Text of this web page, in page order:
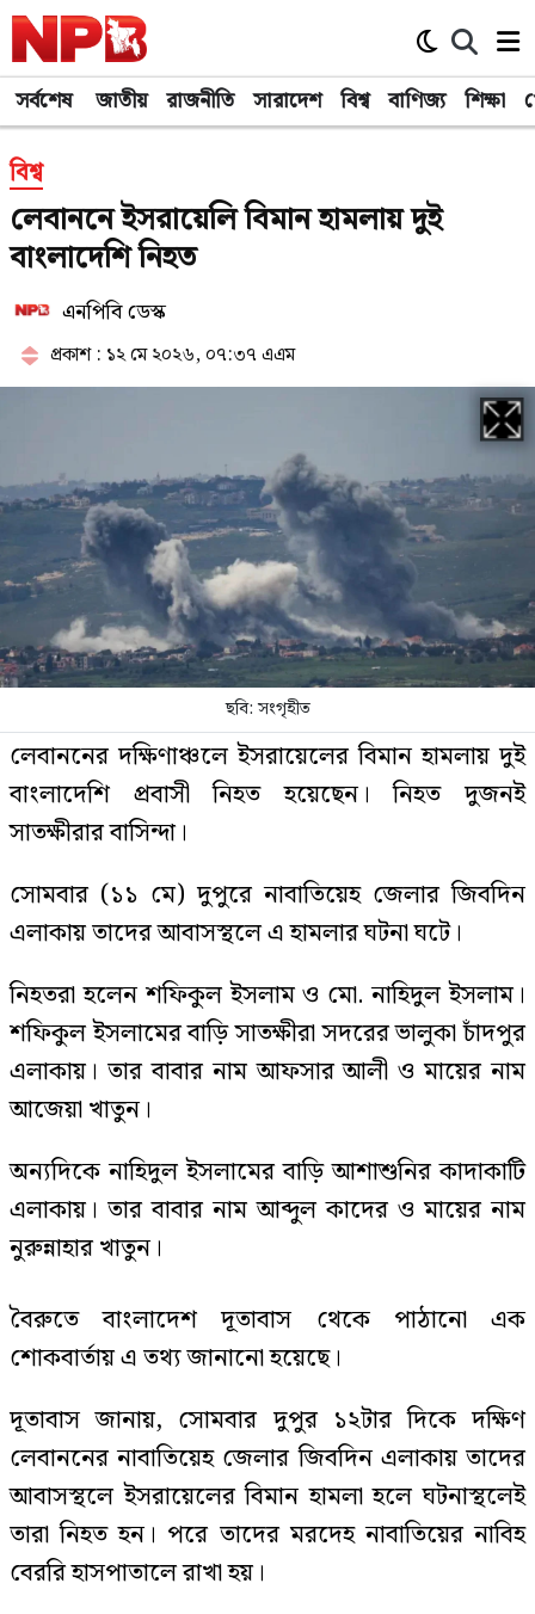
সর্বশেষ জাতীয় রাজনীতি সারাদেশ বিশ্ব বাণিজ্য শিক্ষা
বিশ্ব
লেবাননে ইসরায়েলি বিমান হামলায় দুই
বাংলাদেশি নিহত
এনপিবি ডেস্ক
প্রকাশ : ১২ মে ২০২৬, ০৭:৩৭ এএম
ছবি: সংগৃহীত
লেবাননের দক্ষিণাঞ্চলে ইসরায়েলের বিমান হামলায় দুই
বাংলাদেশি প্রবাসী নিহত হয়েছেন। নিহত দুজনই
সাতক্ষীরার বাসিন্দা।
সোমবার (১১ মে) দুপুরে নাবাতিয়েহ জেলার জিবদিন
এলাকায় তাদের আবাসস্থলে এ হামলার ঘটনা ঘটে।
নিহতরা হলেন শফিকুল ইসলাম ও মো. নাহিদুল ইসলাম।
শফিকুল ইসলামের বাড়ি সাতক্ষীরা সদরের ভালুকা চাঁদপুর
এলাকায়। তার বাবার নাম আফসার আলী ও মায়ের নাম
আজেয়া খাতুন।
অন্যদিকে নাহিদুল ইসলামের বাড়ি আশাশুনির কাদাকাটি
এলাকায়। তার বাবার নাম আব্দুল কাদের ও মায়ের নাম
নুরুন্নাহার খাতুন।
বৈরুতে বাংলাদেশ দূতাবাস থেকে পাঠানো এক
শোকবার্তায় এ তথ্য জানানো হয়েছে।
দূতাবাস জানায়, সোমবার দুপুর ১২টার দিকে দক্ষিণ
লেবাননের নাবাতিয়েহ জেলার জিবদিন এলাকায় তাদের
আবাসস্থলে ইসরায়েলের বিমান হামলা হলে ঘটনাস্থলেই
তারা নিহত হন। পরে তাদের মরদেহ নাবাতিয়ের নাবিহ
বেররি হাসপাতালে রাখা হয়।